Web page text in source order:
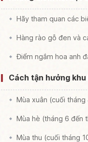
Hãy tham quan các
Hàng rào gỗ đen và
Điểm ngắm hoa anh
Cách tận hưởng
Mùa xuân (cuối
Mùa hè (tháng 6 đến
Mùa thu (cuối tháng